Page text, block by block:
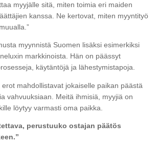
myyjälle sitä, miten toimia eri maiden
kanssa. Ne kertovat, miten myyntityö
myynnistä Suomen lisäksi esimerkiksi
markkinoista. Hän on päässyt
käytäntöjä ja lähestymistapoja.
mahdollistavat jokaiselle paikan päästä
vahvuuksiaan. Meitä ihmisiä, myyjiä on
löytyy varmasti oma paikka.
perustuuko ostajan päätös